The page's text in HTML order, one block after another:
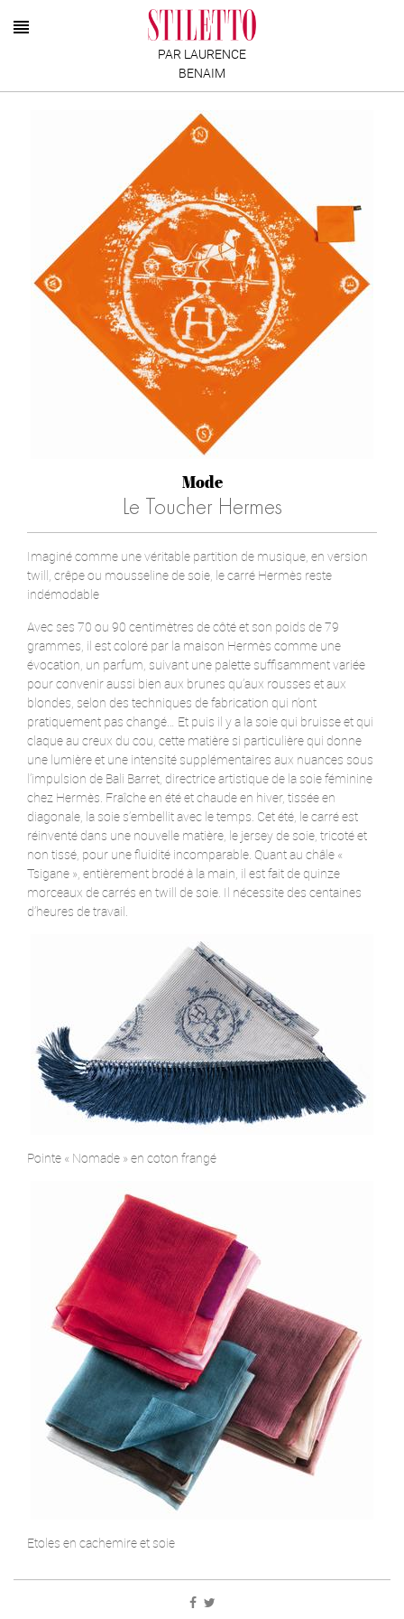
PAR LAURENCE
BENAIM
Mode
Le Toucher Hermes
Imaginé comme une véritable partition de musique, en version
twill, crêpe ou mousseline de soie, le carré Hermès reste
indémodable
Avec ses 70 ou 90 centimètres de côté et son poids de 79
grammes, il est coloré par la maison Hermès comme une
évocation, un parfum, suivant une palette suffisamment variée
pour convenir aussi bien aux brunes qu’aux rousses et aux
blondes, selon des techniques de fabrication qui n’ont
pratiquement pas changé… Et puis il y a la soie qui bruisse et qui
claque au creux du cou, cette matière si particulière qui donne
une lumière et une intensité supplémentaires aux nuances sous
l’impulsion de Bali Barret, directrice artistique de la soie féminine
chez Hermès. Fraîche en été et chaude en hiver, tissée en
diagonale, la soie s’embellit avec le temps. Cet été, le carré est
réinventé dans une nouvelle matière, le jersey de soie, tricoté et
non tissé, pour une fluidité incomparable. Quant au châle «
Tsigane », entièrement brodé à la main, il est fait de quinze
morceaux de carrés en twill de soie. Il nécessite des centaines
d’heures de travail.
Pointe « Nomade » en coton frangé
Etoles en cachemire et soie